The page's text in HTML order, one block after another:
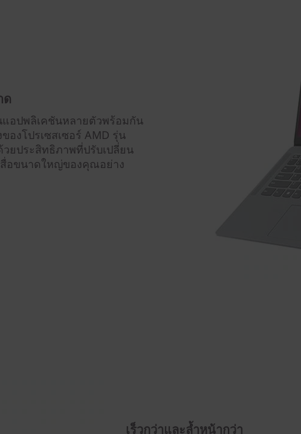
ด
อปพลิเคชันหลายตัวพร้อมกัน
งโปรเซสเซอร์ AMD รุ่น
ยประสิทธิภาพที่ปรับเปลี่ยน
สื่อขนาดใหญ่ของคุณอย่าง
เร็วกว่าและล้ำหน้ากว่า